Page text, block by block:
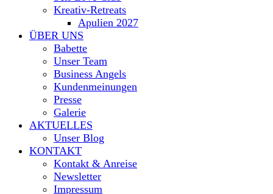
Kreativ-Retreats
Apulien 2027
ÜBER UNS
Babette
Unser Team
Business Angels
Kundenmeinungen
Presse
Galerie
AKTUELLES
Unser Blog
KONTAKT
Kontakt & Anreise
Newsletter
Impressum